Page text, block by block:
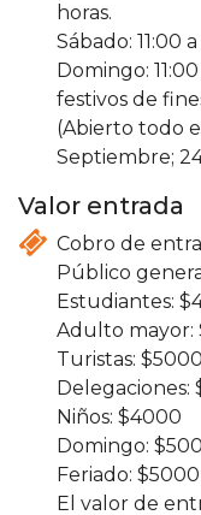
horas.
Sábado: 11:00
Domingo:
festivos de
(Abierto todo
Septiembre;
Valor entrada
Cobro de
5000
4000
5000
El valor de